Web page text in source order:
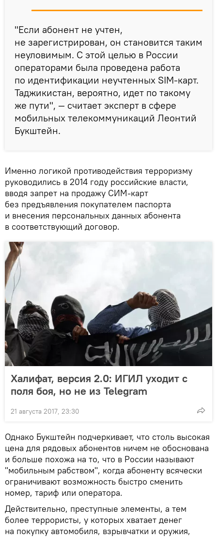
"Если абонент не учтен,
не зарегистрирован, он становится таким
неуловимым. С этой целью в России
операторами была проведена работа
по идентификации неучтенных SIM-карт.
Таджикистан, вероятно, идет по такому
же пути", — считает эксперт в сфере
мобильных телекоммуникаций Леонтий
Букштейн.
Именно логикой противодействия терроризму
руководились в 2014 году российские власти,
вводя запрет на продажу СИМ-карт
без предъявления покупателем паспорта
и внесения персональных данных абонента
в соответствующий договор.
Халифат, версия 2.0: ИГИЛ уходит с
поля боя, но не из Telegram
21 августа 2017, 23:30
Однако Букштейн подчеркивает, что столь высокая
цена для рядовых абонентов ничем не обоснована
и больше похожа на то, что в России называют
"мобильным рабством", когда абоненту всячески
ограничивают возможность быстро сменить
номер, тариф или оператора.
Действительно, преступные элементы, а тем
более террористы, у которых хватает денег
на покупку автомобиля, взрывчатки и оружия,